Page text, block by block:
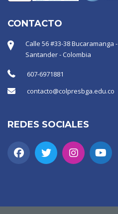
CONTACTO
Calle 56 #33-38 Bucaramanga -
Santander - Colombia
607-6971881
contacto@colpresbga.edu.co
REDES SOCIALES